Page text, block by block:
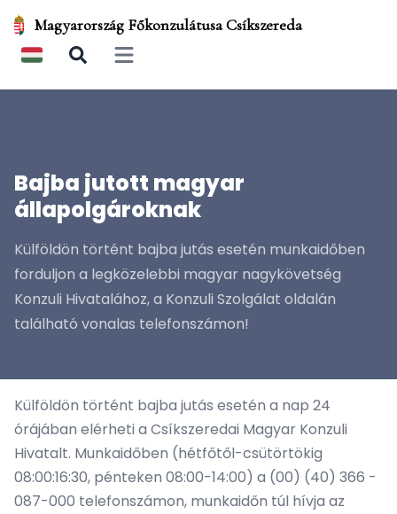
Magyarország Főkonzulátusa Csíkszereda
Open main menu
Bajba jutott magyar
állapolgároknak
Külföldön történt bajba jutás esetén munkaidőben
forduljon a legközelebbi magyar nagykövetség
Konzuli Hivatalához, a Konzuli Szolgálat oldalán
található vonalas telefonszámon!
Külföldön történt bajba jutás esetén a nap 24
órájában elérheti a Csíkszeredai Magyar Konzuli
Hivatalt. Munkaidőben (hétfőtől-csütörtökig
08:00:16:30, pénteken 08:00-14:00) a (00) (40) 366 -
087-000 telefonszámon, munkaidőn túl hívja az